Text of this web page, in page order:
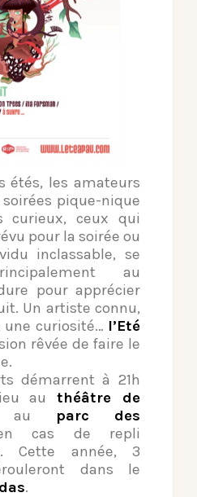
étés, les amateurs
pique-nique
curieux, ceux qui
pour la soirée ou
inclassable, se
au
pour apprécier
Un artiste connu,
une curiosité… l’Eté
rêvée de faire le
démarrent à 21h
authéâtre de
au
parc des
cas de repli
Cette année, 3
dans le
.